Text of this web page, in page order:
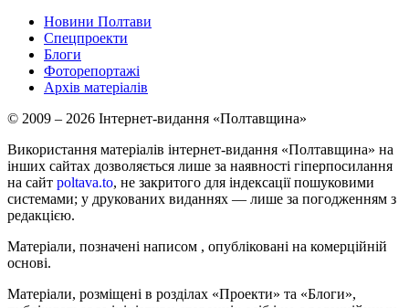
Новини Полтави
Спецпроекти
Блоги
Фоторепортажі
Архів матеріалів
© 2009 – 2026 Інтернет-видання «Полтавщина»
Використання матеріалів інтернет-видання «Полтавщина» на
інших сайтах дозволяється лише за наявності гіперпосилання
на сайт poltava.to, не закритого для індексації пошуковими
системами; у друкованих виданнях — лише за погодженням з
редакцією.
Матеріали, позначені написом , опубліковані на комерційній
основі.
Матеріали, розміщені в розділах «Проекти» та «Блоги»,